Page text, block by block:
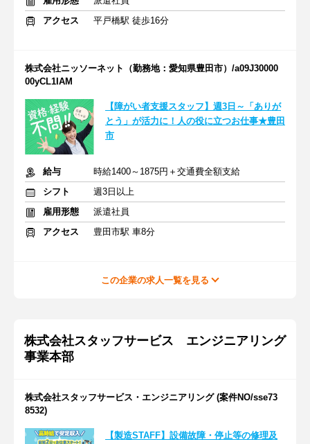
アクセス
平戸橋駅 徒歩16分
株式会社ニッソーネット（勤務地：愛知県豊田市）/a09J30000
00yCL1IAM
【障がい者支援スタッフ】週3日～「ありが
とう」が活力に！人の役に立つお仕事★豊田
市
給与
時給1400～1875円＋交通費全額支給
シフト
週3日以上
雇用形態
派遣社員
アクセス
豊田市駅 車8分
この企業の求人一覧を見る
株式会社スタッフサービス エンジニアリング
事業本部
株式会社スタッフサービス・エンジニアリング (案件NO/sse73
8532)
【製造STAFF】設備故障・停止等の修理及